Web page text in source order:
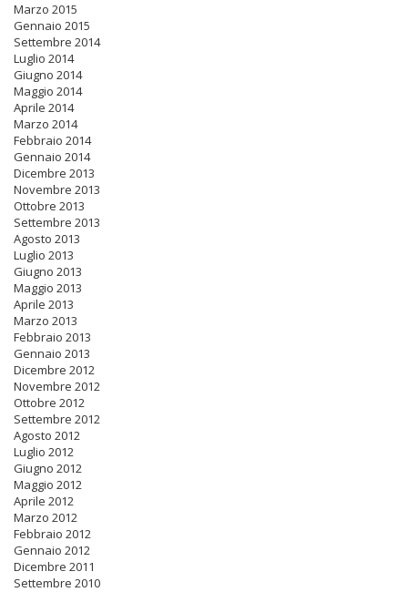
Marzo 2015
Gennaio 2015
Settembre 2014
Luglio 2014
Giugno 2014
Maggio 2014
Aprile 2014
Marzo 2014
Febbraio 2014
Gennaio 2014
Dicembre 2013
Novembre 2013
Ottobre 2013
Settembre 2013
Agosto 2013
Luglio 2013
Giugno 2013
Maggio 2013
Aprile 2013
Marzo 2013
Febbraio 2013
Gennaio 2013
Dicembre 2012
Novembre 2012
Ottobre 2012
Settembre 2012
Agosto 2012
Luglio 2012
Giugno 2012
Maggio 2012
Aprile 2012
Marzo 2012
Febbraio 2012
Gennaio 2012
Dicembre 2011
Settembre 2010